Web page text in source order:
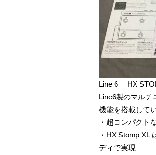
Line 6 HX
Line6製のマルチ
機能を搭載して
・超コンパクト
・HX Stomp XL
ディで実現